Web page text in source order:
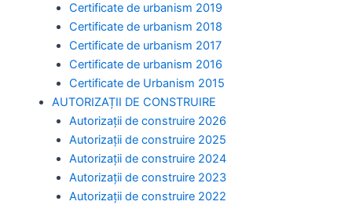
Certificate de urbanism 2019
Certificate de urbanism 2018
Certificate de urbanism 2017
Certificate de urbanism 2016
Certificate de Urbanism 2015
AUTORIZAȚII DE CONSTRUIRE
Autorizații de construire 2026
Autorizații de construire 2025
Autorizații de construire 2024
Autorizații de construire 2023
Autorizații de construire 2022